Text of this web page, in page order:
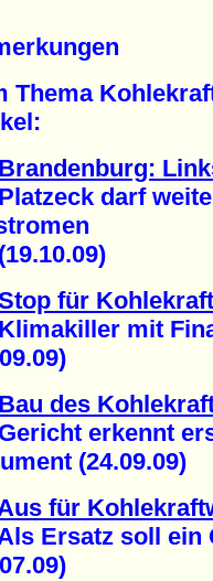
Thema
Brandenburg:
darf
für
mit
Bau des
erkennt
(24.09.09)
für
Ersatz soll ein